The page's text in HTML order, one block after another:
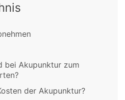
bei Akupunktur zum
der Akupunktur?